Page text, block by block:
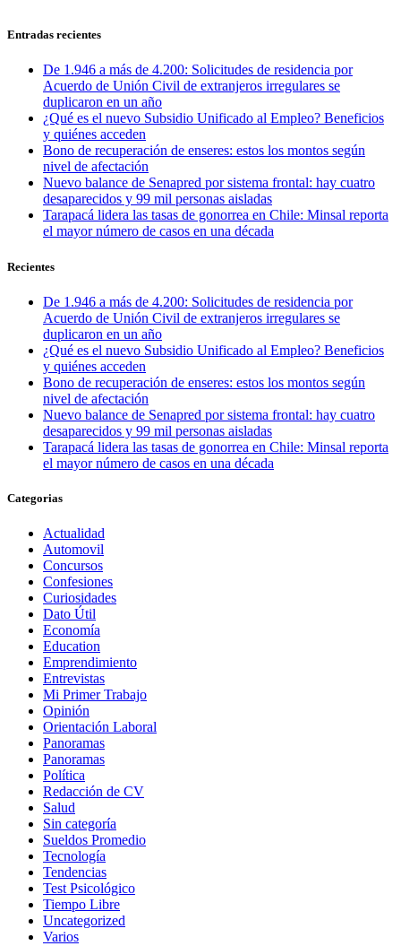
Entradas recientes
De 1.946 a más de 4.200: Solicitudes de residencia por
Acuerdo de Unión Civil de extranjeros irregulares se
duplicaron en un año
¿Qué es el nuevo Subsidio Unificado al Empleo? Beneficios
y quiénes acceden
Bono de recuperación de enseres: estos los montos según
nivel de afectación
Nuevo balance de Senapred por sistema frontal: hay cuatro
desaparecidos y 99 mil personas aisladas
Tarapacá lidera las tasas de gonorrea en Chile: Minsal reporta
el mayor número de casos en una década
Recientes
De 1.946 a más de 4.200: Solicitudes de residencia por
Acuerdo de Unión Civil de extranjeros irregulares se
duplicaron en un año
¿Qué es el nuevo Subsidio Unificado al Empleo? Beneficios
y quiénes acceden
Bono de recuperación de enseres: estos los montos según
nivel de afectación
Nuevo balance de Senapred por sistema frontal: hay cuatro
desaparecidos y 99 mil personas aisladas
Tarapacá lidera las tasas de gonorrea en Chile: Minsal reporta
el mayor número de casos en una década
Categorias
Actualidad
Automovil
Concursos
Confesiones
Curiosidades
Dato Útil
Economía
Education
Emprendimiento
Entrevistas
Mi Primer Trabajo
Opinión
Orientación Laboral
Panoramas
Panoramas
Política
Redacción de CV
Salud
Sin categoría
Sueldos Promedio
Tecnología
Tendencias
Test Psicológico
Tiempo Libre
Uncategorized
Varios